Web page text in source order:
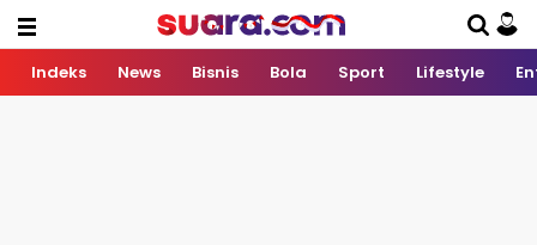
Indeks News Bisnis Bola Sport Lifestyle